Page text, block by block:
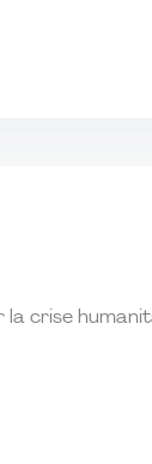
crise